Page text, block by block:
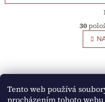
Tento web používá
procházením tohoto
30
á